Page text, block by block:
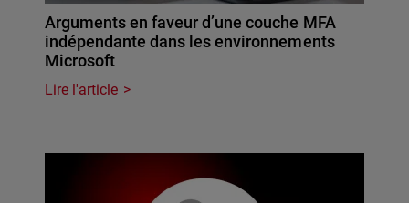
Arguments en faveur d’une couche MFA
indépendante dans les environnements
Microsoft
Lire l'article